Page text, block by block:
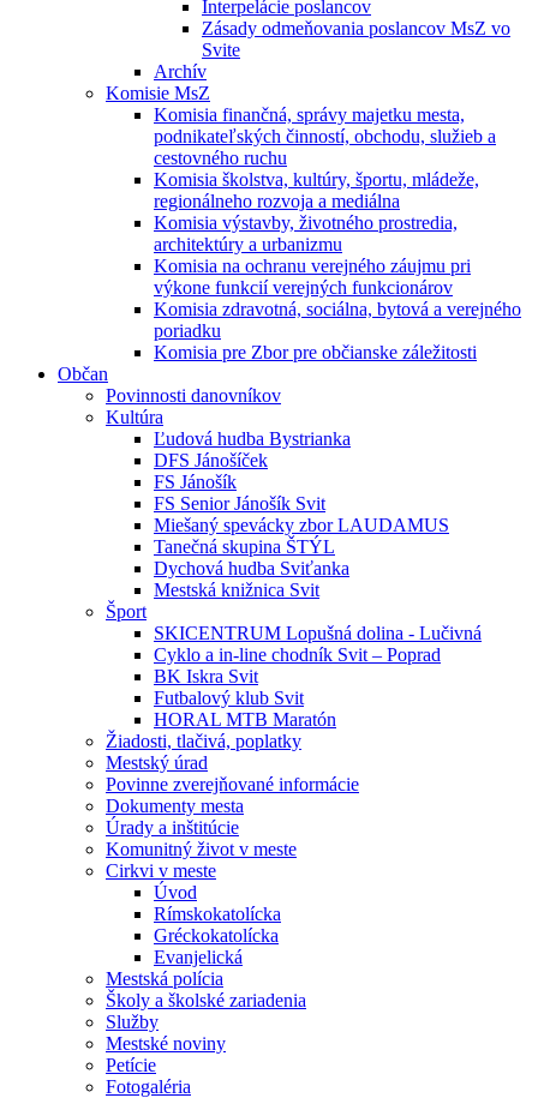
Interpelácie poslancov
Zásady odmeňovania poslancov MsZ vo
Svite
Archív
Komisie MsZ
Komisia finančná, správy majetku mesta,
podnikateľských činností, obchodu, služieb a
cestovného ruchu
Komisia školstva, kultúry, športu, mládeže,
regionálneho rozvoja a mediálna
Komisia výstavby, životného prostredia,
architektúry a urbanizmu
Komisia na ochranu verejného záujmu pri
výkone funkcií verejných funkcionárov
Komisia zdravotná, sociálna, bytová a verejného
poriadku
Komisia pre Zbor pre občianske záležitosti
Občan
Povinnosti danovníkov
Kultúra
Ľudová hudba Bystrianka
DFS Jánošíček
FS Jánošík
FS Senior Jánošík Svit
Miešaný spevácky zbor LAUDAMUS
Tanečná skupina ŠTÝL
Dychová hudba Sviťanka
Mestská knižnica Svit
Šport
SKICENTRUM Lopušná dolina - Lučivná
Cyklo a in-line chodník Svit – Poprad
BK Iskra Svit
Futbalový klub Svit
HORAL MTB Maratón
Žiadosti, tlačivá, poplatky
Mestský úrad
Povinne zverejňované informácie
Dokumenty mesta
Úrady a inštitúcie
Komunitný život v meste
Cirkvi v meste
Úvod
Rímskokatolícka
Gréckokatolícka
Evanjelická
Mestská polícia
Školy a školské zariadenia
Služby
Mestské noviny
Petície
Fotogaléria